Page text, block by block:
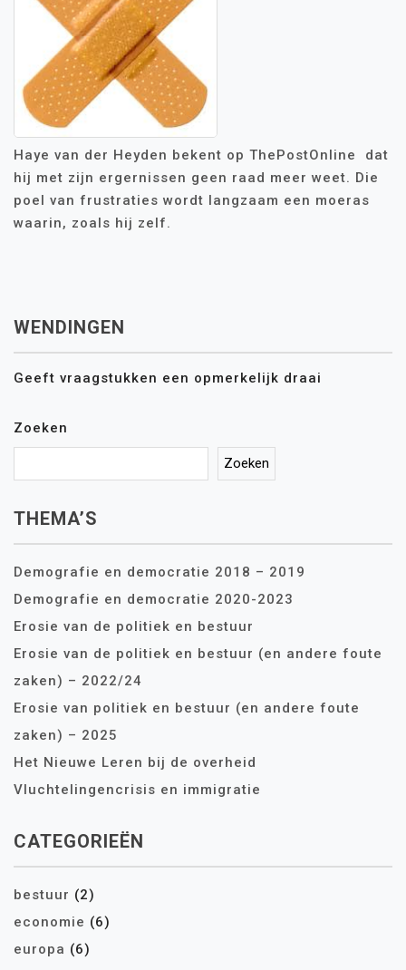
Haye van der Heyden bekent op ThePostOnline dat
hij met zijn ergernissen geen raad meer weet. Die
poel van frustraties wordt langzaam een moeras
waarin, zoals hij zelf.
WENDINGEN
Geeft vraagstukken een opmerkelijk draai
Zoeken
Zoeken
THEMA’S
Demografie en democratie 2018 – 2019
Demografie en democratie 2020-2023
Erosie van de politiek en bestuur
Erosie van de politiek en bestuur (en andere foute
zaken) – 2022/24
Erosie van politiek en bestuur (en andere foute
zaken) – 2025
Het Nieuwe Leren bij de overheid
Vluchtelingencrisis en immigratie
CATEGORIEËN
bestuur (2)
economie (6)
europa (6)